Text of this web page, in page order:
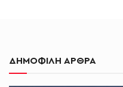
ΔΗΜΟΦΙΛΗ ΑΡΘΡΑ